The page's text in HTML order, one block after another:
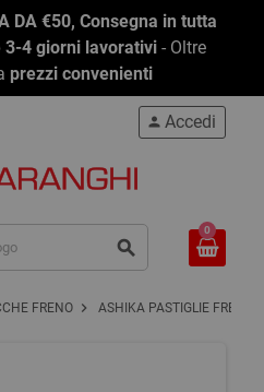
DA €50, Consegna in tutta
4 giorni lavorativi - Oltre
prezzi convenienti
search
person Accedi
0
FRENO chevron_right ASHIKA PASTIGLIE FRENO